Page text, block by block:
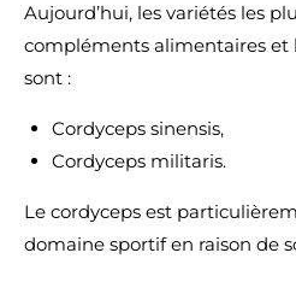
Aujourd’hui, les variétés les
compléments alimentaires et
sont :
Cordyceps sinensis,
Cordyceps militaris.
Le cordyceps est
domaine sportif en raison de